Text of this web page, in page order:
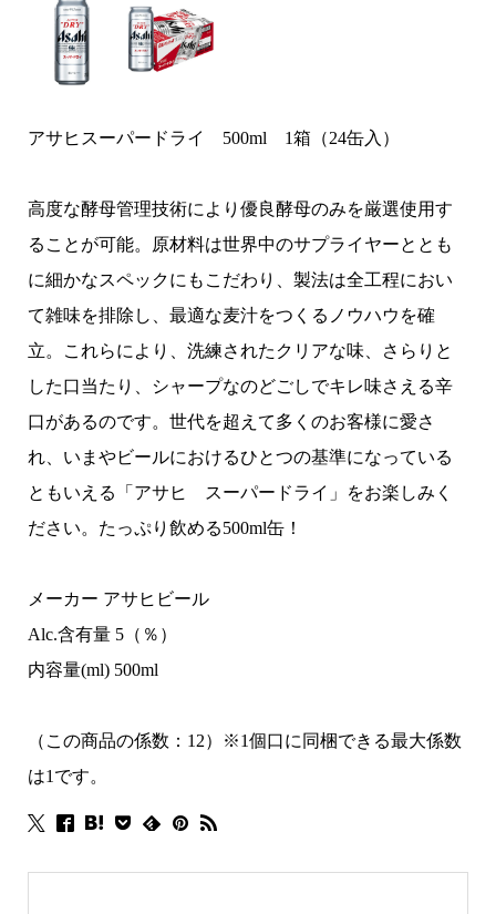
アサヒスーパードライ 500ml 1箱（24缶入）
高度な酵母管理技術により優良酵母のみを厳選使用す
ることが可能。原材料は世界中のサプライヤーととも
に細かなスペックにもこだわり、製法は全工程におい
て雑味を排除し、最適な麦汁をつくるノウハウを確
立。これらにより、洗練されたクリアな味、さらりと
した口当たり、シャープなのどごしでキレ味さえる辛
口があるのです。世代を超えて多くのお客様に愛さ
れ、いまやビールにおけるひとつの基準になっている
ともいえる「アサヒ スーパードライ」をお楽しみく
ださい。たっぷり飲める500ml缶！
メーカー アサヒビール
Alc.含有量 5（％）
内容量(ml) 500ml
（この商品の係数：12）※1個口に同梱できる最大係数
は1です。